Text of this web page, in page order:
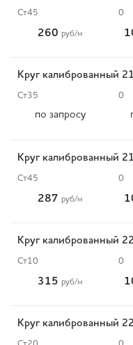
Ст45 0
260 руб/м
Круг калиброванный 21
Ст35 0
по запросу
Круг калиброванный 21
Ст45 0
287 руб/м
Круг калиброванный 22
Ст10 0
315 руб/м
Круг калиброванный 22